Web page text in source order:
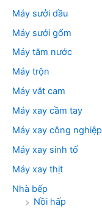
Máy sưởi dầu
Máy sưởi gốm
Máy tăm nước
Máy trộn
Máy vắt cam
Máy xay cầm tay
Máy xay công nghiệp
Máy xay sinh tố
Máy xay thịt
Nhà bếp
Nồi hấp